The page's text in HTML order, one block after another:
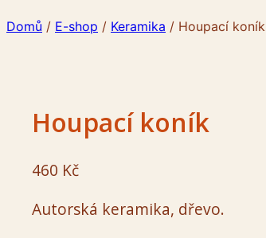
Domů / E-shop / Keramika / Houpací koník
Houpací koník
460 Kč
Autorská keramika, dřevo.